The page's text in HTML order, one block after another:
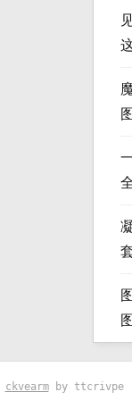
ckvearmby ttcrivpe